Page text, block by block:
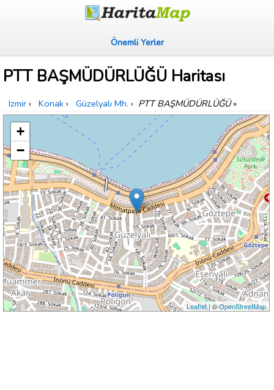
Önemli Yerler
PTT BAŞMÜDÜRLÜĞÜ Haritası
Izmir › Konak › Güzelyalı Mh. › PTT BAŞMÜDÜRLÜĞÜ»
+
−
Leaflet| ©OpenStreetMap